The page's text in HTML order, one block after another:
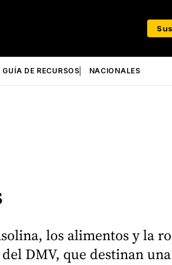
GUÍA DE RECURSOS NACIONALES
los alimentos y la
DMV, que destinan